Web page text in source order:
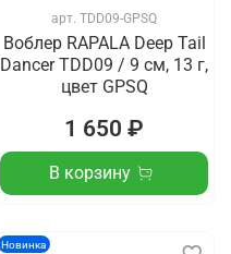
арт. TDD09-GPSQ
Воблер RAPALA Deep Tail
Dancer TDD09 / 9 см, 13 г,
цвет GPSQ
1 650 ₽
В корзину
Новинка